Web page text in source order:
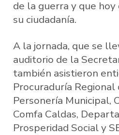
de la guerra y que
su ciudadanía.
A la jornada, que se
auditorio de la
también asistieron
Procuraduría Regional
Personería Municipal,
Comfa Caldas,
Prosperidad Social y